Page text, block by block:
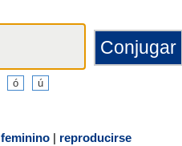
feminino | reproducirse